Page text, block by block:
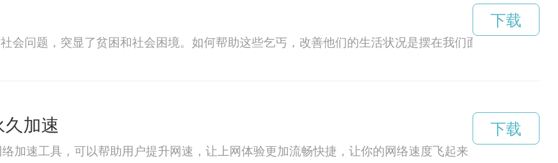
会问题，突显了贫困和社会困境。如何帮助这些乞丐，改善他们的生活状况是摆在我们面前的难题。
下载
加速
加速工具，可以帮助用户提升网速，让上网体验更加流畅快捷，让你的网络速度飞起来，享受快如闪电
下载